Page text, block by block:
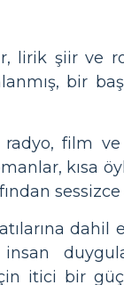
lirik şiir ve
bir
film
kısa
dahil
itici bir